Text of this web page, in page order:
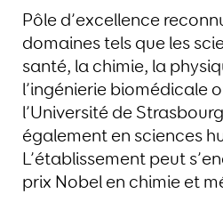
Pôle d’excellence
domaines tels que les
santé, la chimie, la
l’ingénierie biomédicale
l’Université de
également en sciences
L’établissement peut
prix Nobel en chimie et